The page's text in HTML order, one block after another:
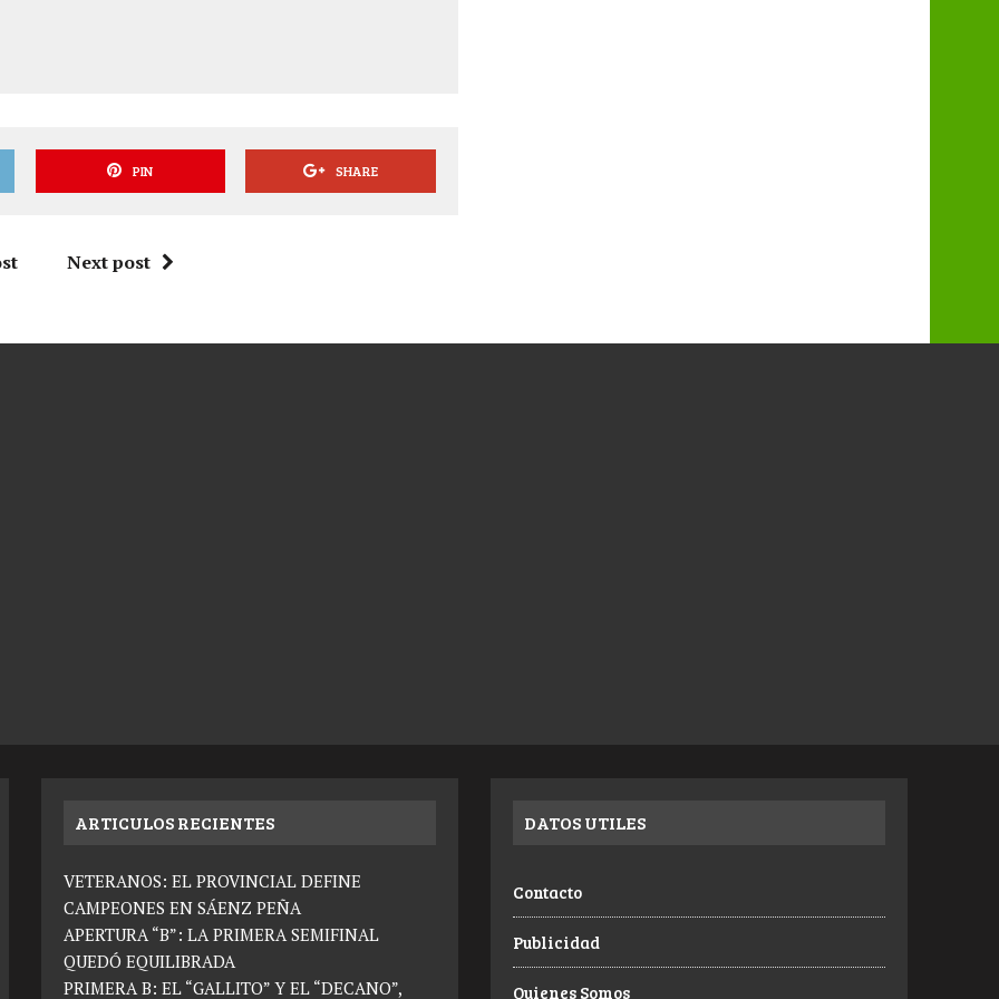
PIN SHARE
Next post
ARTICULOS RECIENTES
VETERANOS: EL PROVINCIAL DEFINE
CAMPEONES EN SÁENZ PEÑA
APERTURA “B”: LA PRIMERA SEMIFINAL
QUEDÓ EQUILIBRADA
PRIMERA B: EL “GALLITO” Y EL “DECANO”,
DATOS UTILES
Contacto
Publicidad
Quienes Somos